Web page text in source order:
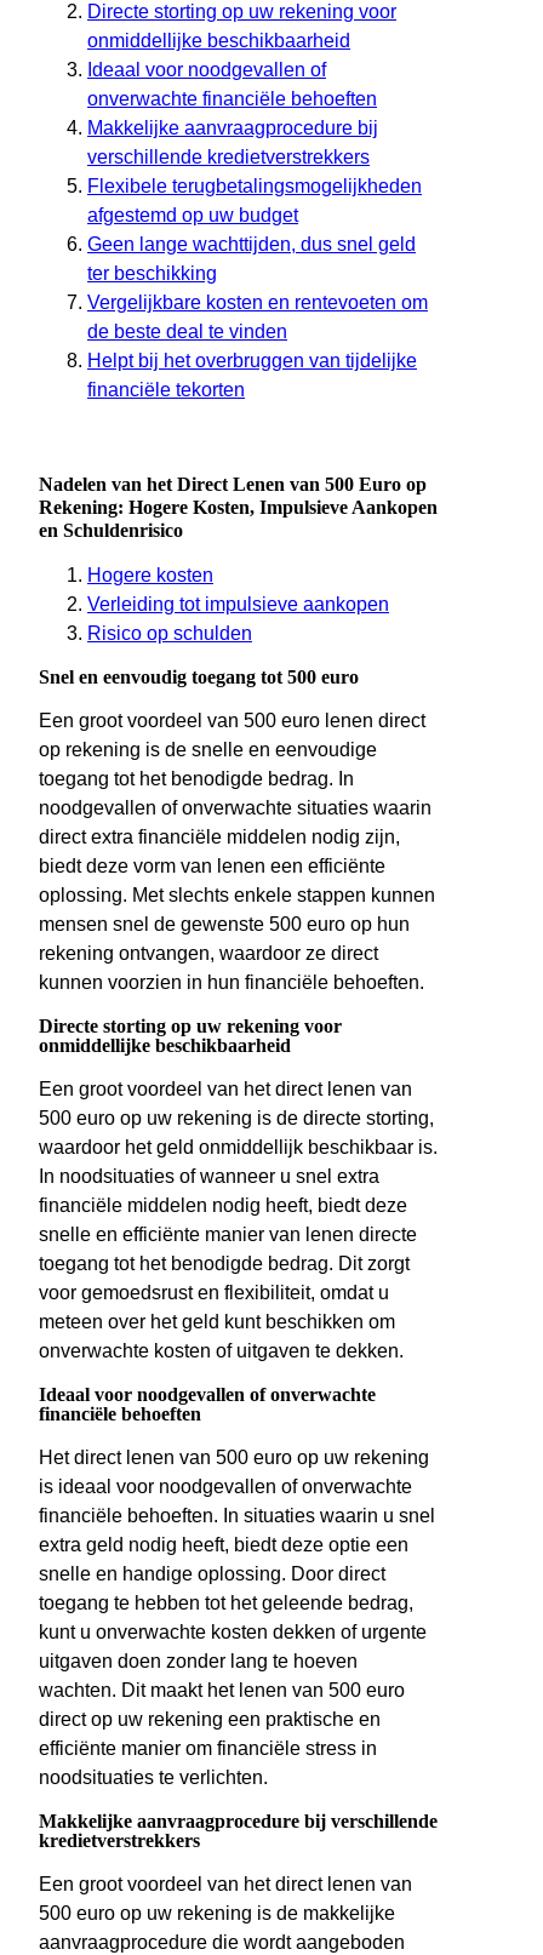
Directe storting op uw rekening voor
onmiddellijke beschikbaarheid
Ideaal voor noodgevallen of
onverwachte financiële behoeften
Makkelijke aanvraagprocedure bij
verschillende kredietverstrekkers
Flexibele terugbetalingsmogelijkheden
afgestemd op uw budget
Geen lange wachttijden, dus snel geld
ter beschikking
Vergelijkbare kosten en rentevoeten om
de beste deal te vinden
Helpt bij het overbruggen van tijdelijke
financiële tekorten
Nadelen van het Direct Lenen van 500 Euro op
Rekening: Hogere Kosten, Impulsieve Aankopen
en Schuldenrisico
Hogere kosten
Verleiding tot impulsieve aankopen
Risico op schulden
Snel en eenvoudig toegang tot 500 euro
Een groot voordeel van 500 euro lenen direct
op rekening is de snelle en eenvoudige
toegang tot het benodigde bedrag. In
noodgevallen of onverwachte situaties waarin
direct extra financiële middelen nodig zijn,
biedt deze vorm van lenen een efficiënte
oplossing. Met slechts enkele stappen kunnen
mensen snel de gewenste 500 euro op hun
rekening ontvangen, waardoor ze direct
kunnen voorzien in hun financiële behoeften.
Directe storting op uw rekening voor
onmiddellijke beschikbaarheid
Een groot voordeel van het direct lenen van
500 euro op uw rekening is de directe storting,
waardoor het geld onmiddellijk beschikbaar is.
In noodsituaties of wanneer u snel extra
financiële middelen nodig heeft, biedt deze
snelle en efficiënte manier van lenen directe
toegang tot het benodigde bedrag. Dit zorgt
voor gemoedsrust en flexibiliteit, omdat u
meteen over het geld kunt beschikken om
onverwachte kosten of uitgaven te dekken.
Ideaal voor noodgevallen of onverwachte
financiële behoeften
Het direct lenen van 500 euro op uw rekening
is ideaal voor noodgevallen of onverwachte
financiële behoeften. In situaties waarin u snel
extra geld nodig heeft, biedt deze optie een
snelle en handige oplossing. Door direct
toegang te hebben tot het geleende bedrag,
kunt u onverwachte kosten dekken of urgente
uitgaven doen zonder lang te hoeven
wachten. Dit maakt het lenen van 500 euro
direct op uw rekening een praktische en
efficiënte manier om financiële stress in
noodsituaties te verlichten.
Makkelijke aanvraagprocedure bij verschillende
kredietverstrekkers
Een groot voordeel van het direct lenen van
500 euro op uw rekening is de makkelijke
aanvraagprocedure die wordt aangeboden